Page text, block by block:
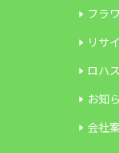
フラ
リサ
ロハ
お知
会社